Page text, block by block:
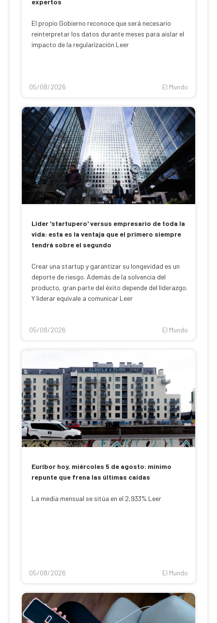
expertos
El propio Gobierno reconoce que será necesario
reinterpretar los datos durante meses para aislar el
impacto de la regularización Leer
05/08/2026 El Mundo
Líder 'startupero' versus empresario de toda la
vida: esta es la ventaja que el primero siempre
tendrá sobre el segundo
Crear una startup y garantizar su longevidad es un
deporte de riesgo. Además de la solvencia del
producto, gran parte del éxito depende del liderazgo.
Y liderar equivale a comunicar Leer
05/08/2026 El Mundo
Euríbor hoy, miércoles 5 de agosto: mínimo
repunte que frena las últimas caídas
La media mensual se sitúa en el 2,933% Leer
05/08/2026 El Mundo